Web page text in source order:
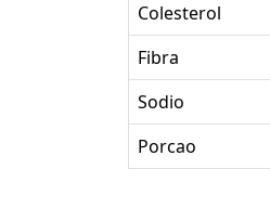
Colesterol
Fibra
Sodio
Porcao